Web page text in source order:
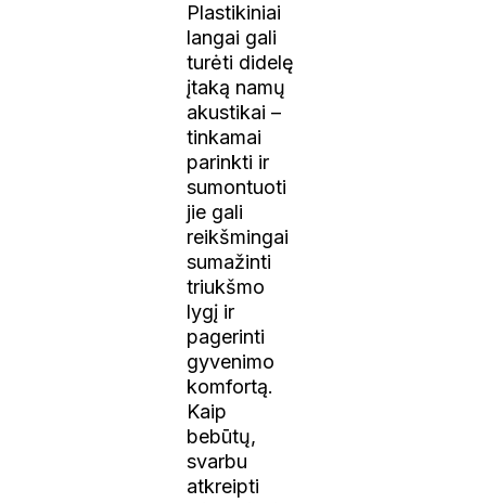
Plastikiniai
langai gali
turėti didelę
įtaką namų
akustikai –
tinkamai
parinkti ir
sumontuoti
jie gali
reikšmingai
sumažinti
triukšmo
lygį ir
pagerinti
gyvenimo
komfortą.
Kaip
bebūtų,
svarbu
atkreipti